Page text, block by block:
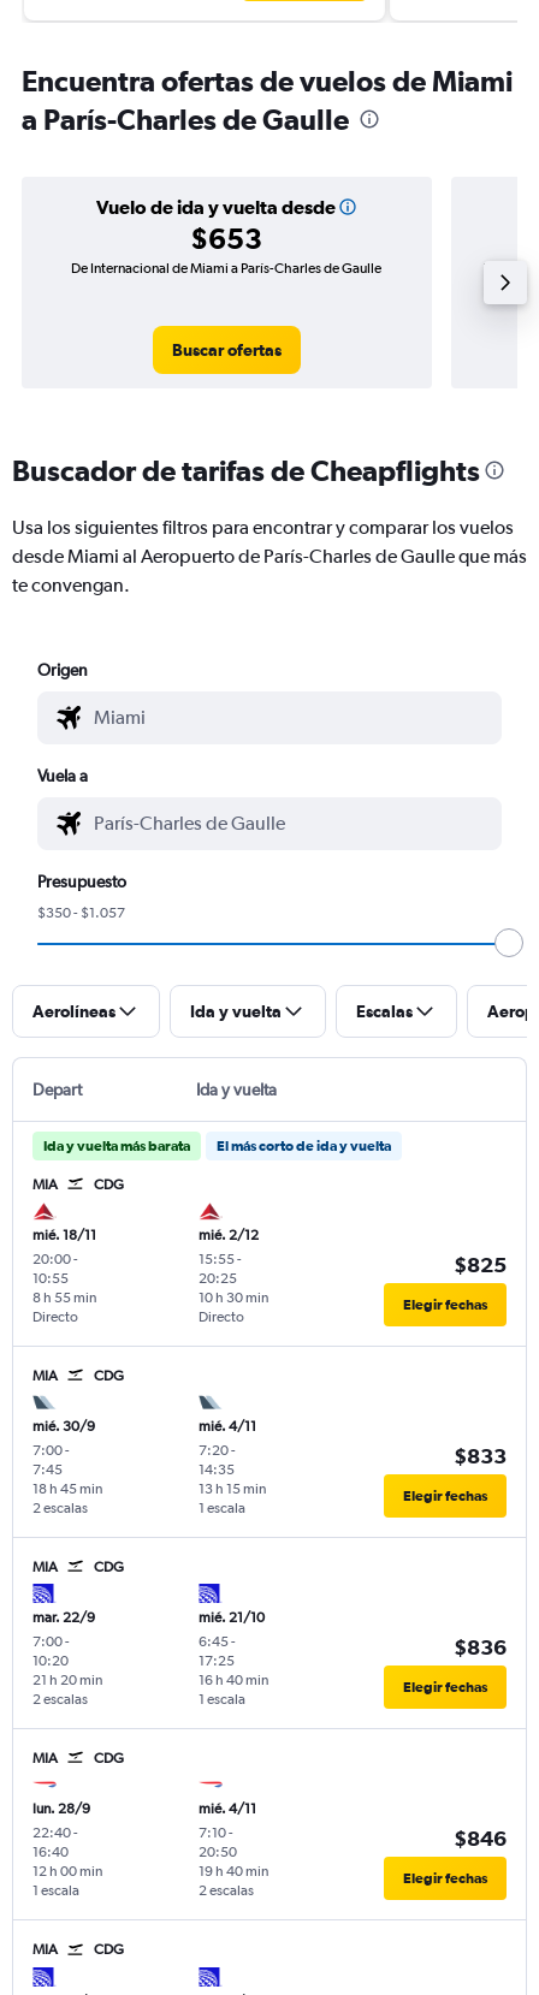
Encuentra ofertas de vuelos de Miami
a París-Charles de Gaulle
Vuelo de ida y vuelta desde
$653
De Internacional de Miami a París-Charles de Gaulle
Buscar ofertas
Vuelo
Buscador de tarifas de Cheapflights
Usa los siguientes filtros para encontrar y comparar los vuelos
desde Miami al Aeropuerto de París-Charles de Gaulle que más
te convengan.
Origen
Vuela a
Presupuesto
$350 - $1.057
Aerolíneas Ida y vuelta Escalas
Depart Ida y vuelta
Ida y vuelta más barata El más corto de ida y vuelta
MIA CDG
mié. 18/11
20:00-
10:55
Directo
8 h 55 min
mié. 2/12
15:55-
20:25
Directo
10 h 30 min
$825
Elegir fechas
MIA CDG
mié. 30/9
7:00-
7:45
2 escalas
18 h 45 min
mié. 4/11
7:20-
14:35
1 escala
13 h 15 min
$833
Elegir fechas
MIA CDG
mar. 22/9
7:00-
10:20
2 escalas
21 h 20 min
mié. 21/10
6:45-
17:25
1 escala
16 h 40 min
$836
Elegir fechas
MIA CDG
lun. 28/9
22:40-
16:40
1 escala
12 h 00 min
mié. 4/11
7:10-
20:50
2 escalas
19 h 40 min
$846
Elegir fechas
MIA CDG